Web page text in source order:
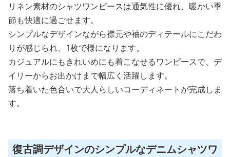
リネン素材のシャツワンピースは通気性に優れ、暖かい季
節も快適に過ごせます。
シンプルなデザインながら襟元や袖のディテールにこだわ
りが感じられ、1枚で様になります。
カジュアルにもきれいめにも着こなせるワンピースで、デ
イリーからお出かけまで幅広く活躍します。
落ち着いた色合いで大人らしいコーディネートが完成しま
す。
復古調デザインのシンプルなデニムシャツワ